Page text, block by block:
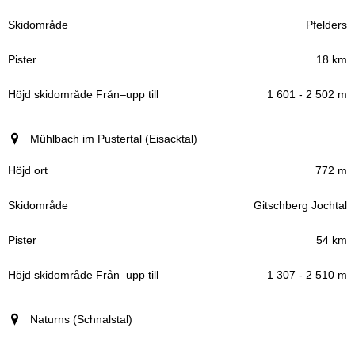
Pfelders
18 km
1 601 - 2 502 m
Mühlbach im Pustertal (Eisacktal)
772 m
Gitschberg Jochtal
54 km
1 307 - 2 510 m
Naturns (Schnalstal)